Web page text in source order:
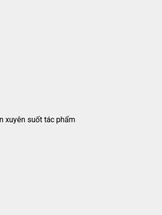
xuyên suốt tác phẩm